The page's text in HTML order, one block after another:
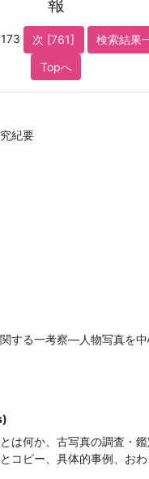
報
次 [761]
検索結果
Topへ
紀要
する一考察—人物写真を
は何か、古写真の調査・
コピー、具体的事例、おわ